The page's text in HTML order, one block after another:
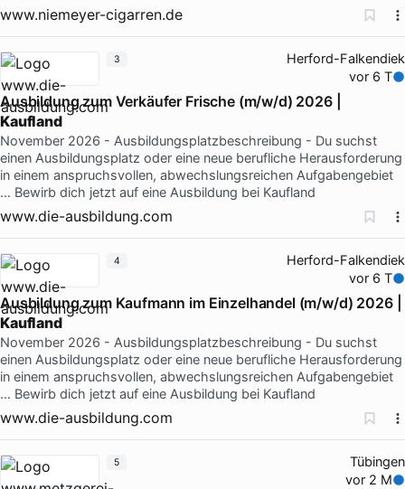
www.niemeyer-cigarren.de
Herford-Falkendiek
vor 6 T
Ausbildung zum Verkäufer Frische (m/w/d) 2026 |
Kaufland
November 2026 - Ausbildungsplatzbeschreibung - Du suchst
einen Ausbildungsplatz oder eine neue berufliche Herausforderung
in einem anspruchsvollen, abwechslungsreichen Aufgabengebiet
… Bewirb dich jetzt auf eine Ausbildung bei Kaufland
www.die-ausbildung.com
3
Herford-Falkendiek
vor 6 T
Ausbildung zum Kaufmann im Einzelhandel (m/w/d) 2026 |
Kaufland
November 2026 - Ausbildungsplatzbeschreibung - Du suchst
einen Ausbildungsplatz oder eine neue berufliche Herausforderung
in einem anspruchsvollen, abwechslungsreichen Aufgabengebiet
… Bewirb dich jetzt auf eine Ausbildung bei Kaufland
www.die-ausbildung.com
4
Tübingen
vor 2 M
5